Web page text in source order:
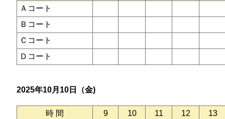
Ａコート
Ｂコート
Ｃコート
Ｄコート
2025年10月10日（金)
時 間 9 10 11 12
13